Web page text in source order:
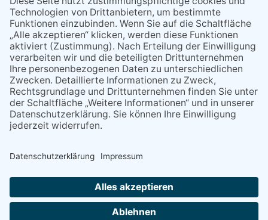
06.08.2026
13. Folk- & Bluesfestival
kehrt zurück zu seinen
Wurzeln
07.08.2026
Regelmäßige
Veranstaltungen
06.08.2026
Polizeibericht
29.05.2026
Was Tschernobyl vor 40
Jahren für Kriftel bedeutete
NACH OBEN